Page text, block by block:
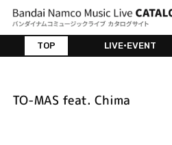
TOP LIVE•EVENT
TO-MAS feat. Chima